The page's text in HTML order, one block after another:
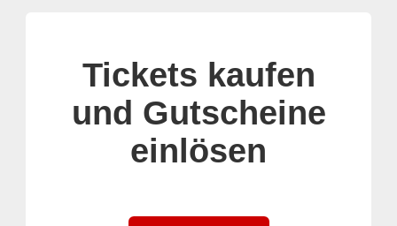
Tickets kaufen
und Gutscheine
einlösen